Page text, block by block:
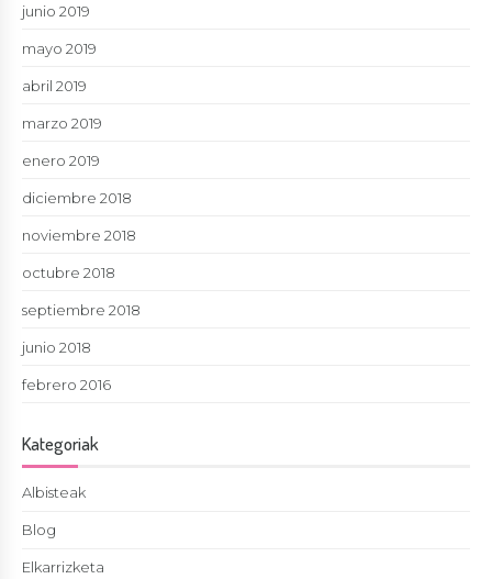
junio 2019
mayo 2019
abril 2019
marzo 2019
enero 2019
diciembre 2018
noviembre 2018
octubre 2018
septiembre 2018
junio 2018
febrero 2016
Kategoriak
Albisteak
Blog
Elkarrizketa